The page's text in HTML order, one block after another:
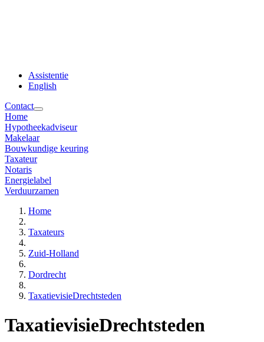
Assistentie
English
Contact
Home
Hypotheekadviseur
Makelaar
Bouwkundige keuring
Taxateur
Notaris
Energielabel
Verduurzamen
Home
Taxateurs
Zuid-Holland
Dordrecht
TaxatievisieDrechtsteden
TaxatievisieDrechtsteden